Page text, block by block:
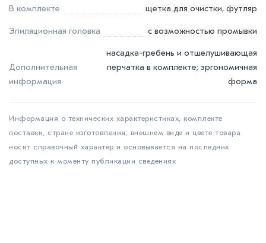
В комплекте щетка для очистки, футляр
Эпиляционная головка с возможностью промывки
Дополнительная
информация
насадка-гребень и отшелушивающая
перчатка в комплекте; эргономичная
форма
Информация о технических характеристиках, комплекте
поставки, стране изготовления, внешнем виде и цвете товара
носит справочный характер и основывается на последних
доступных к моменту публикации сведениях